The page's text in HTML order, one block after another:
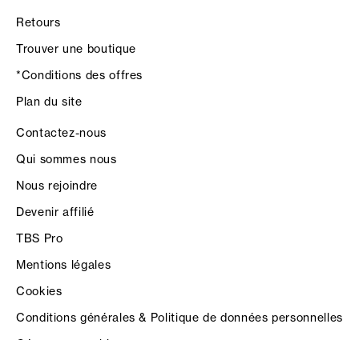
Retours
Trouver une boutique
*Conditions des offres
Plan du site
Contactez-nous
Qui sommes nous
Nous rejoindre
Devenir affilié
TBS Pro
Mentions légales
Cookies
Conditions générales & Politique de données personnelles